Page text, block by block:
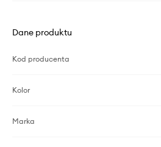
Dane produktu
Kod producenta
Kolor
Marka